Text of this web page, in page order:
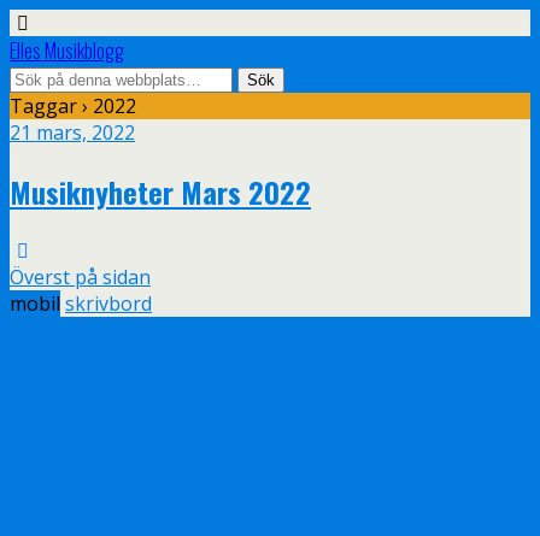
Elles Musikblogg
Taggar › 2022
21 mars, 2022
Musiknyheter Mars 2022
Överst på sidan
mobil skrivbord